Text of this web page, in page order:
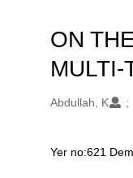
ON
MULTI-
Oluşturanlar
Abdullah, K
Açıklama
Yer no:621